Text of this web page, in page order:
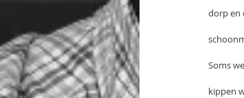
dorp en
Soms
kippen